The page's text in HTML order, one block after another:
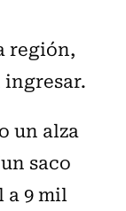
región,
un alza
saco
a 9 mil